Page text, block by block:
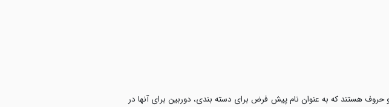
هستند که به عنوان نام پیش فرض برای دسته بندی، دوربین برای آنها در